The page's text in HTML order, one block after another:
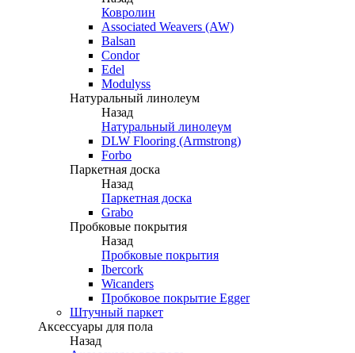
Ковролин
Associated Weavers (AW)
Balsan
Condor
Edel
Modulyss
Натуральный линолеум
Назад
Натуральный линолеум
DLW Flooring (Armstrong)
Forbo
Паркетная доска
Назад
Паркетная доска
Grabo
Пробковые покрытия
Назад
Пробковые покрытия
Ibercork
Wicanders
Пробковое покрытие Egger
Штучный паркет
Аксессуары для пола
Назад